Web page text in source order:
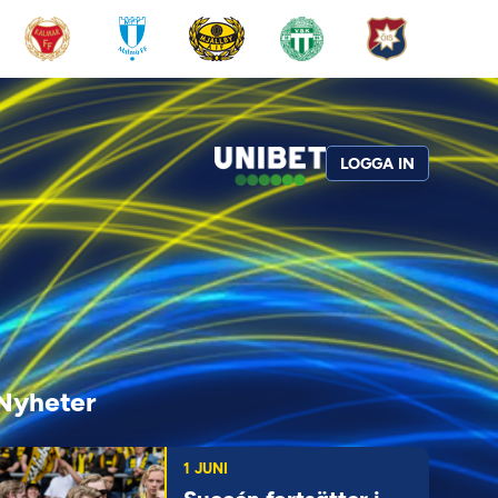
LOGGA IN
1 JUNI